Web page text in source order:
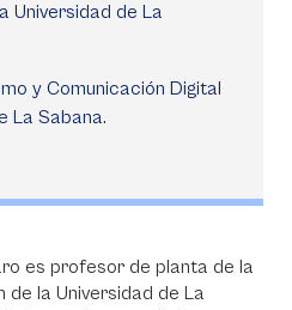
Universidad de La
y Comunicación Digital
La Sabana.
es profesor de planta de la
de la Universidad de La